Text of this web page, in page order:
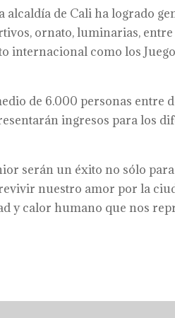
alcaldía de Cali ha logrado
ornato, luminarias,
internacional como los
de 6.000 personas entre
ingresos para los
serán un éxito no sólo
nuestro amor por la
y calor humano que nos